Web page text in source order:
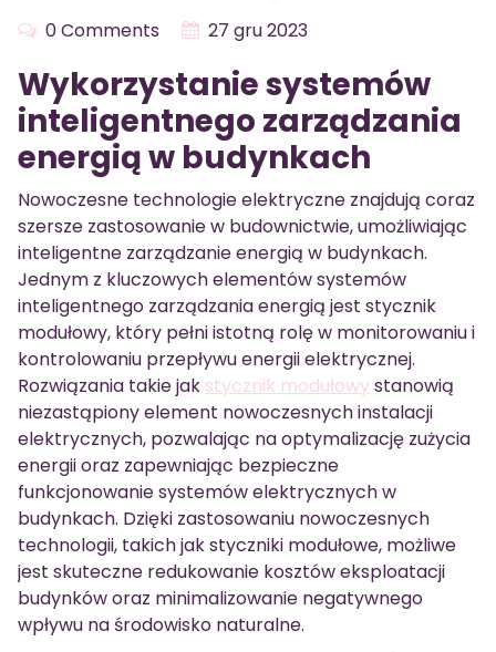
0 Comments 27 gru 2023
Wykorzystanie systemów
inteligentnego zarządzania
energią w budynkach
Nowoczesne technologie elektryczne znajdują coraz
szersze zastosowanie w budownictwie, umożliwiając
inteligentne zarządzanie energią w budynkach.
Jednym z kluczowych elementów systemów
inteligentnego zarządzania energią jest stycznik
modułowy, który pełni istotną rolę w monitorowaniu i
kontrolowaniu przepływu energii elektrycznej.
Rozwiązania takie jak stycznik modułowy stanowią
niezastąpiony element nowoczesnych instalacji
elektrycznych, pozwalając na optymalizację zużycia
energii oraz zapewniając bezpieczne
funkcjonowanie systemów elektrycznych w
budynkach. Dzięki zastosowaniu nowoczesnych
technologii, takich jak styczniki modułowe, możliwe
jest skuteczne redukowanie kosztów eksploatacji
budynków oraz minimalizowanie negatywnego
wpływu na środowisko naturalne.